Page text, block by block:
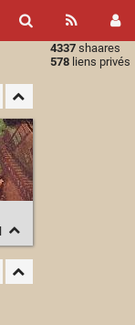
4337 shaares
578 liens privés